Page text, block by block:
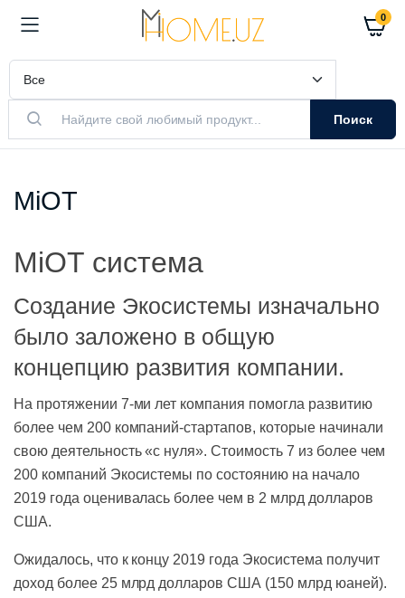
0
Поиск
MiOT
MiOT система
Создание Экосистемы изначально
было заложено в общую
концепцию развития компании.
На протяжении 7-ми лет компания помогла развитию
более чем 200 компаний-стартапов, которые начинали
свою деятельность «с нуля». Стоимость 7 из более чем
200 компаний Экосистемы по состоянию на начало
2019 года оценивалась более чем в 2 млрд долларов
США.
Ожидалось, что к концу 2019 года Экосистема получит
доход более 25 млрд долларов США (150 млрд юаней).